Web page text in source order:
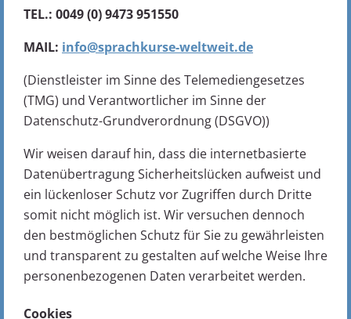
TEL.: 0049 (0) 9473 951550
MAIL: info@sprachkurse-weltweit.de
(Dienstleister im Sinne des Telemediengesetzes
(TMG) und Verantwortlicher im Sinne der
Datenschutz-Grundverordnung (DSGVO))
Wir weisen darauf hin, dass die internetbasierte
Datenübertragung Sicherheitslücken aufweist und
ein lückenloser Schutz vor Zugriffen durch Dritte
somit nicht möglich ist. Wir versuchen dennoch
den bestmöglichen Schutz für Sie zu gewährleisten
und transparent zu gestalten auf welche Weise Ihre
personenbezogenen Daten verarbeitet werden.
Cookies